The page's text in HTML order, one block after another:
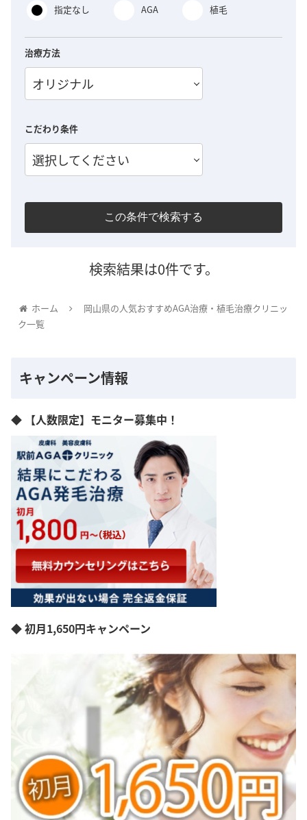
指定なし AGA 植毛
治療方法
オリジナル
こだわり条件
選択してください
この条件で検索する
検索結果は0件です。
ホーム
岡山県の人気おすすめAGA治療・植毛治療クリニッ
ク一覧
キャンペーン情報
◆ 【人数限定】モニター募集中！
◆ 初月1,650円キャンペーン